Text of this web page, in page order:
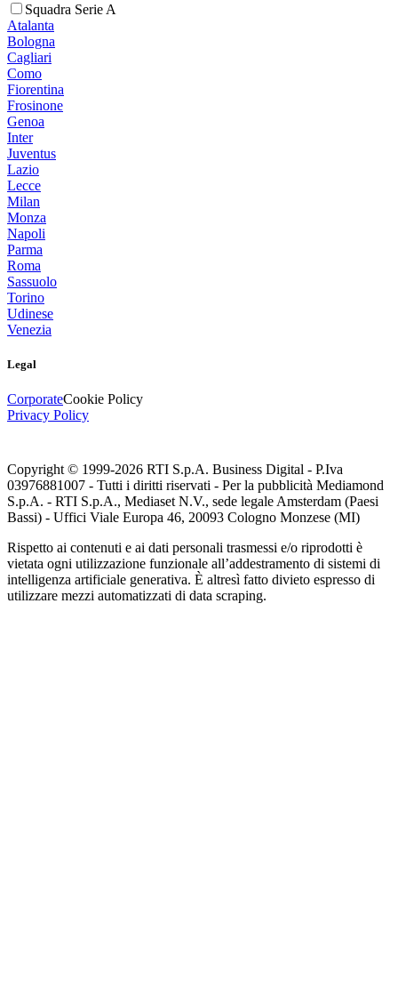
Squadra Serie A
Atalanta
Bologna
Cagliari
Como
Fiorentina
Frosinone
Genoa
Inter
Juventus
Lazio
Lecce
Milan
Monza
Napoli
Parma
Roma
Sassuolo
Torino
Udinese
Venezia
Legal
CorporateCookie Policy
Privacy Policy
Copyright © 1999-2026 RTI S.p.A. Business Digital - P.Iva
03976881007 - Tutti i diritti riservati - Per la pubblicità Mediamond
S.p.A. - RTI S.p.A., Mediaset N.V., sede legale Amsterdam (Paesi
Bassi) - Uffici Viale Europa 46, 20093 Cologno Monzese (MI)
Rispetto ai contenuti e ai dati personali trasmessi e/o riprodotti è
vietata ogni utilizzazione funzionale all’addestramento di sistemi di
intelligenza artificiale generativa. È altresì fatto divieto espresso di
utilizzare mezzi automatizzati di data scraping.